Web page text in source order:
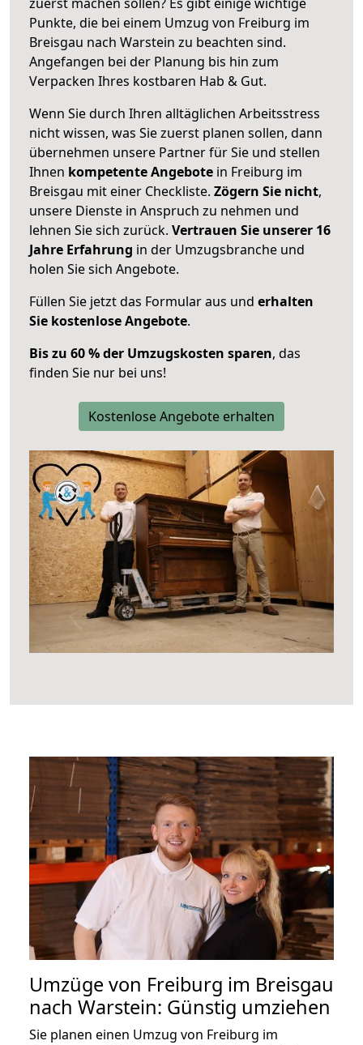
Punkte, die bei einem Umzug von Freiburg im
Breisgau nach Warstein zu beachten sind.
Angefangen bei der Planung bis hin zum
Verpacken Ihres kostbaren Hab & Gut.
Wenn Sie durch Ihren alltäglichen Arbeitsstress
nicht wissen, was Sie zuerst planen sollen, dann
übernehmen unsere Partner für Sie und stellen
Ihnen kompetente Angebote in Freiburg im
Breisgau mit einer Checkliste. Zögern Sie nicht,
unsere Dienste in Anspruch zu nehmen und
lehnen Sie sich zurück. Vertrauen Sie unserer 16
Jahre Erfahrung in der Umzugsbranche und
holen Sie sich Angebote.
Füllen Sie jetzt das Formular aus und erhalten
Sie kostenlose Angebote.
Bis zu 60 % der Umzugskosten sparen, das
finden Sie nur bei uns!
Kostenlose Angebote erhalten
Umzüge von Freiburg im Breisgau
nach Warstein: Günstig umziehen
Sie planen einen Umzug von Freiburg im